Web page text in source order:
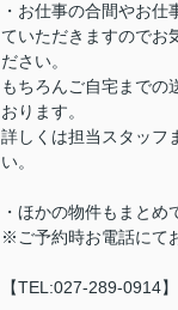
・お仕事の合間やお
ていただきますのでお
ださい。
もちろんご自宅までの
おります。
詳しくは担当スタッフ
い。
・ほかの物件もまとめ
※ご予約時お電話にて
【TEL:027-289-0914】